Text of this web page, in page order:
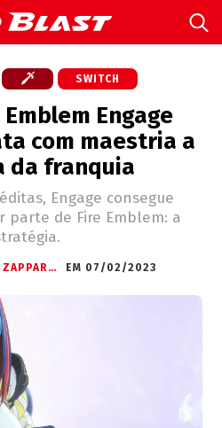
SWITCH
Engage
com maestria a
da franquia
Engage consegue
de Fire Emblem: a
JULIANA PAIVA ZAPPAROLI EM 07/02/2023